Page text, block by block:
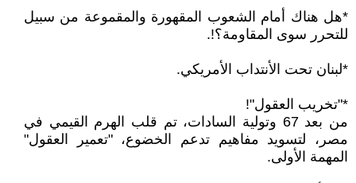
*هل هناك أمام الشعوب المقهورة والمقموعة من سبيل
للتحرر سوى المقاومة؟!.
*لبنان تحت الأنتداب الأمريكي.
*"تخريب العقول"!
من بعد 67 وتولية السادات، تم قلب الهرم القيمي في
مصر، لتسويد مفاهيم تدعم الخضوع، "تعمير العقول"
المهمة الأولى.